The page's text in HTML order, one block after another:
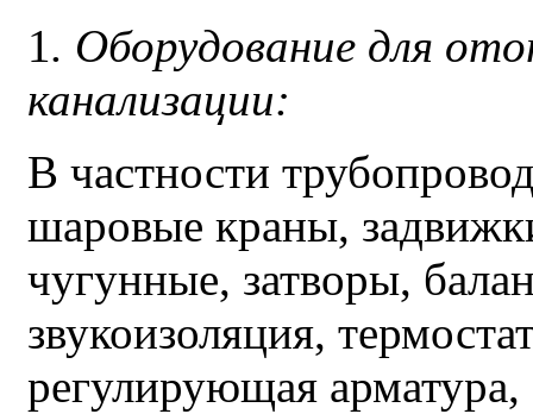
1. Оборудование для
канализации:
В частности
шаровые краны,
чугунные, затворы,
звукоизоляция,
регулирующая